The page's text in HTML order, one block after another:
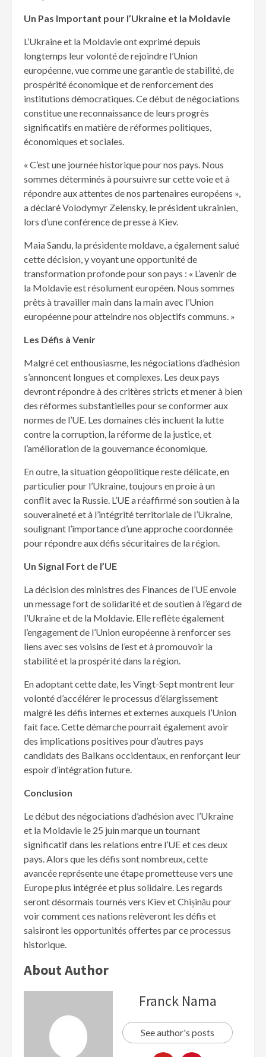
Un Pas Important pour l’Ukraine et la Moldavie
L’Ukraine et la Moldavie ont exprimé depuis
longtemps leur volonté de rejoindre l’Union
européenne, vue comme une garantie de stabilité, de
prospérité économique et de renforcement des
institutions démocratiques. Ce début de négociations
constitue une reconnaissance de leurs progrès
significatifs en matière de réformes politiques,
économiques et sociales.
« C’est une journée historique pour nos pays. Nous
sommes déterminés à poursuivre sur cette voie et à
répondre aux attentes de nos partenaires européens »,
a déclaré Volodymyr Zelensky, le président ukrainien,
lors d’une conférence de presse à Kiev.
Maia Sandu, la présidente moldave, a également salué
cette décision, y voyant une opportunité de
transformation profonde pour son pays : « L’avenir de
la Moldavie est résolument européen. Nous sommes
prêts à travailler main dans la main avec l’Union
européenne pour atteindre nos objectifs communs. »
Les Défis à Venir
Malgré cet enthousiasme, les négociations d’adhésion
s’annoncent longues et complexes. Les deux pays
devront répondre à des critères stricts et mener à bien
des réformes substantielles pour se conformer aux
normes de l’UE. Les domaines clés incluent la lutte
contre la corruption, la réforme de la justice, et
l’amélioration de la gouvernance économique.
En outre, la situation géopolitique reste délicate, en
particulier pour l’Ukraine, toujours en proie à un
conflit avec la Russie. L’UE a réaffirmé son soutien à la
souveraineté et à l’intégrité territoriale de l’Ukraine,
soulignant l’importance d’une approche coordonnée
pour répondre aux défis sécuritaires de la région.
Un Signal Fort de l’UE
La décision des ministres des Finances de l’UE envoie
un message fort de solidarité et de soutien à l’égard de
l’Ukraine et de la Moldavie. Elle reflète également
l’engagement de l’Union européenne à renforcer ses
liens avec ses voisins de l’est et à promouvoir la
stabilité et la prospérité dans la région.
En adoptant cette date, les Vingt-Sept montrent leur
volonté d’accélérer le processus d’élargissement
malgré les défis internes et externes auxquels l’Union
fait face. Cette démarche pourrait également avoir
des implications positives pour d’autres pays
candidats des Balkans occidentaux, en renforçant leur
espoir d’intégration future.
Conclusion
Le début des négociations d’adhésion avec l’Ukraine
et la Moldavie le 25 juin marque un tournant
significatif dans les relations entre l’UE et ces deux
pays. Alors que les défis sont nombreux, cette
avancée représente une étape prometteuse vers une
Europe plus intégrée et plus solidaire. Les regards
seront désormais tournés vers Kiev et Chișinău pour
voir comment ces nations relèveront les défis et
saisiront les opportunités offertes par ce processus
historique.
About Author
Franck Nama
See author's posts